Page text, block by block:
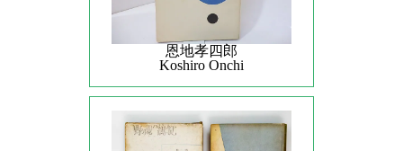
恩地孝四郎
Koshiro Onchi